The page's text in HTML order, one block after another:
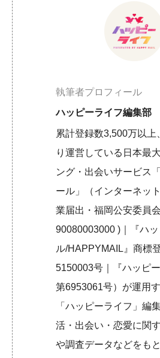
執筆者プロフィール
ハッピーライフ編集部
累計登録数3,500万以上
り運営している日本最
ング・出会いサービス
ール」（インターネッ
業届出・福岡公安委員
90080003000 )｜『ハ
ル/HAPPYMAIL』商標
5150003号｜『ハッピ
第6953061号）が運用
「ハッピーライフ」編
活・出会い・恋愛に関
や調査データなどをも